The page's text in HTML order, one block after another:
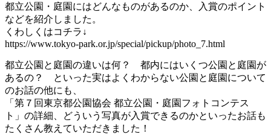
都立公園・庭園にはどんなものがあるのか、入賞のポイント
などを紹介しました。
くわしくはコチラ↓
https://www.tokyo-park.or.jp/special/pickup/photo_7.html
都立公園と庭園の違いは何？ 都内にはいくつ公園と庭園が
あるの？ といった実はよくわからない公園と庭園について
のお話の他にも、
「第７回東京都公園協会 都立公園・庭園フォトコンテス
ト」の詳細、どういう写真が入賞できるのかといったお話も
たくさん教えていただきました！